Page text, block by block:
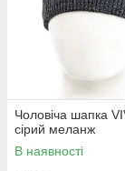
Чоловіча шапка
сірий меланж
В наявності